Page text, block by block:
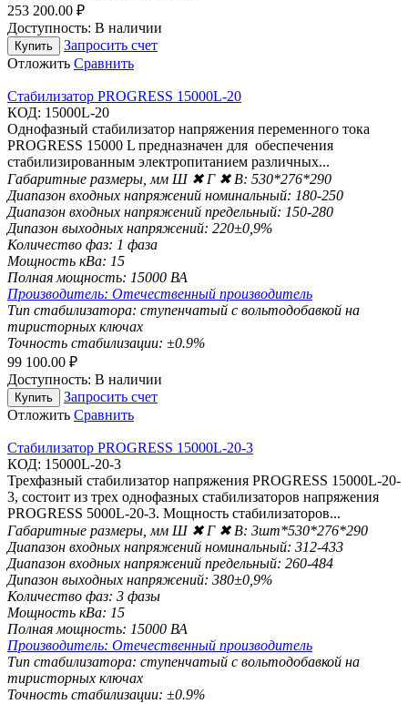
253 200.00 ₽
Доступность: В наличии
Купить
Запросить счет
Отложить Сравнить
Стабилизатор PROGRESS 15000L-20
КОД: 15000L-20
Однофазный стабилизатор напряжения переменного тока
PROGRESS 15000 L предназначен для обеспечения
стабилизированным электропитанием различных...
Габаритные размеры, мм Ш ✖ Г ✖ В: 530*276*290
Диапазон входных напряжений номинальный: 180-250
Диапазон входных напряжений предельный: 150-280
Дипазон выходных напряжений: 220±0,9%
Количество фаз: 1 фаза
Мощность кВа: 15
Полная мощность: 15000 ВА
Производитель: Отечественный производитель
Тип стабилизатора: ступенчатый с вольтодобавкой на
тиристорных ключах
Точность стабилизации: ±0.9%
99 100.00 ₽
Доступность: В наличии
Купить
Запросить счет
Отложить Сравнить
Стабилизатор PROGRESS 15000L-20-3
КОД: 15000L-20-3
Трехфазный стабилизатор напряжения PROGRESS 15000L-20-
3, состоит из трех однофазных стабилизаторов напряжения
PROGRESS 5000L-20-3. Мощность стабилизаторов...
Габаритные размеры, мм Ш ✖ Г ✖ В: 3шт*530*276*290
Диапазон входных напряжений номинальный: 312-433
Диапазон входных напряжений предельный: 260-484
Дипазон выходных напряжений: 380±0,9%
Количество фаз: 3 фазы
Мощность кВа: 15
Полная мощность: 15000 ВА
Производитель: Отечественный производитель
Тип стабилизатора: ступенчатый с вольтодобавкой на
тиристорных ключах
Точность стабилизации: ±0.9%